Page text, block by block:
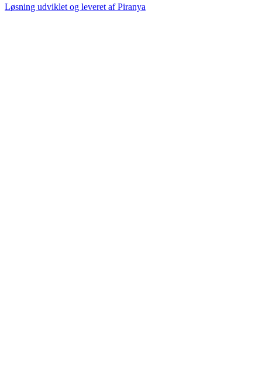
Løsning udviklet og leveret afPiranya